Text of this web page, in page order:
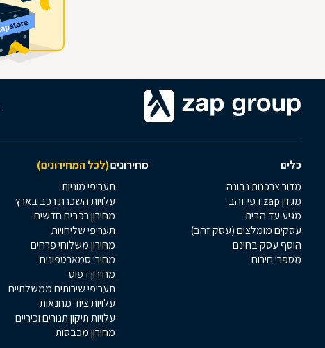
כלים מחירונים(לכל המחירונים)
מדור צרכנות נבונה
מגזין zap דפי זהב
מגיע עד הבית
עסקים מומלצים (עסק זהב)
הוסף עסק בחינם
מספרי חירום
תעריפי מוניות
עלויות השכרת רכב בארץ
מחירון רכבים חדשים
תעריפי שליחויות
מחירון משלוחי פרחים
מחירי סמארטפונים
מחירון דפוס
תעריפי שירותים ממשלתיים
עלויות ציוד מחנאות
עלויות תיקון תנורים וכיריים
מחירון מכבסות